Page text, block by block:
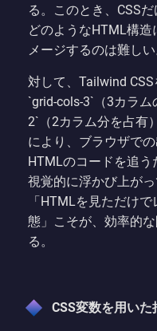
る。このとき、CSS
どのようなHTML構
メージするのは難しい
対して、Tailwind
`grid-cols-3`（3カラ
2`（2カラム分を占有
により、ブラウザで
HTMLのコードを追
視覚的に浮かび上が
「HTMLを見ただけ
態」こそが、効率的
る。
CSS変数を用いた